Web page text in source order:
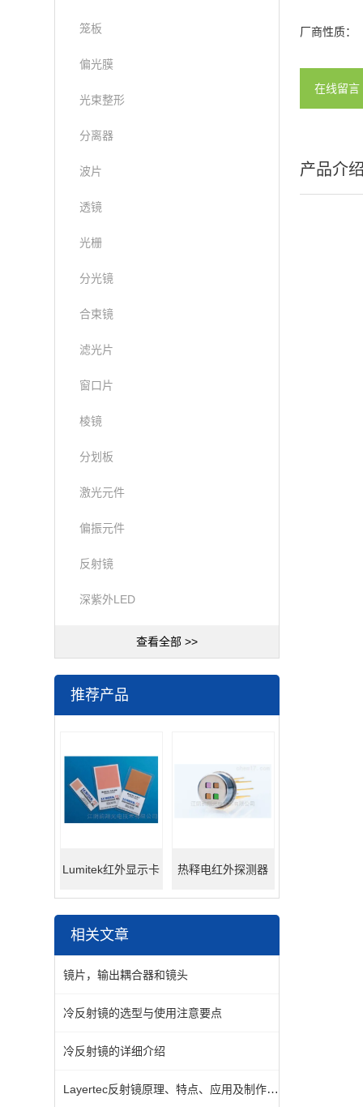
笼板
偏光膜
光束整形
分离器
波片
透镜
光栅
分光镜
合束镜
滤光片
窗口片
棱镜
分划板
激光元件
偏振元件
反射镜
深紫外LED
查看全部 >>
推荐产品
Lumitek红外显示卡 热释电红外探测器
相关文章
镜片，输出耦合器和镜头
冷反射镜的选型与使用注意要点
冷反射镜的详细介绍
Layertec反射镜原理、特点、应用及制作工艺
厂商性质：
在线留言
产品介